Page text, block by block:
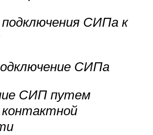
СИПа к
СИПа
СИП путем
контактной